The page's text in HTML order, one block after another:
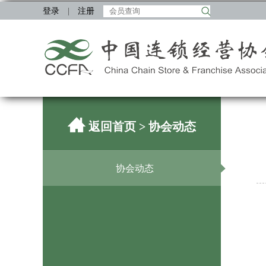
登录 注册
返回首页 > 协会动态
协会动态